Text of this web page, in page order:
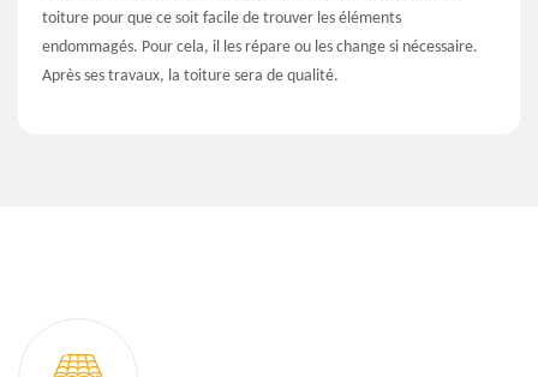
toiture pour que ce soit facile de trouver les éléments
endommagés. Pour cela, il les répare ou les change si nécessaire.
Après ses travaux, la toiture sera de qualité.